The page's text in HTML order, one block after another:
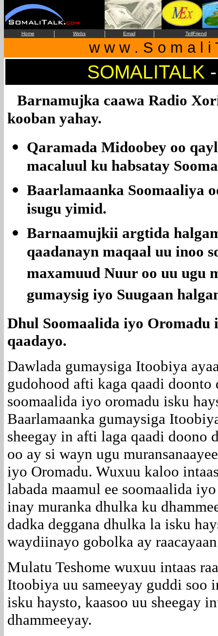
Home | Webs | Email | TellFriend
w w w . S o m a l i
SOMALITALK
Barnamujka caawa Radio
kooban yahay.
Qaramada Midoobey oo
macaluul ku habsatay
Baarlamaanka Soomaaliya
isugu yimid.
Barnaamujkii argtida
qaadanayn maqaal uu inoo
maxamuud Nuur oo uu ugu
gumaysig iyo Suugaan
Dhul Soomaalida iyo Oromadu
qaadayo.
Dawlada gumaysiga Itoobiya
gudohood afti kaga qaadi
soomaalida iyo oromadu isku
Baarlamaanka gumaysiga
sheegay in afti laga qaadi doono
oo ay si wayn ugu
iyo Oromadu. Wuxuu kaloo
labada maamul ee soomaalida
inay muranka dhulka ku
dadka deggana dhulka la isku
waydiinayo gobolka ay
Mulatu Teshome wuxuu intaas
Itoobiya uu sameeyay guddi soo
isku haysto, kaasoo uu sheegay
dhammeeyay.